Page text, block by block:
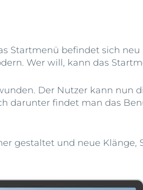
Startmenü befindet sich
Wer will, kann das
Der Nutzer kann nun
darunter findet man das
gestaltet und neue